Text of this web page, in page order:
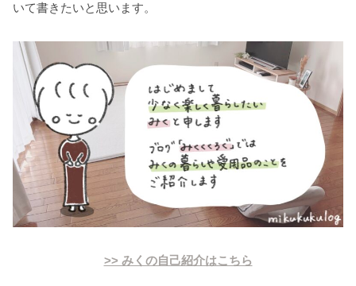
いて書きたいと思います。
>> みくの自己紹介はこちら